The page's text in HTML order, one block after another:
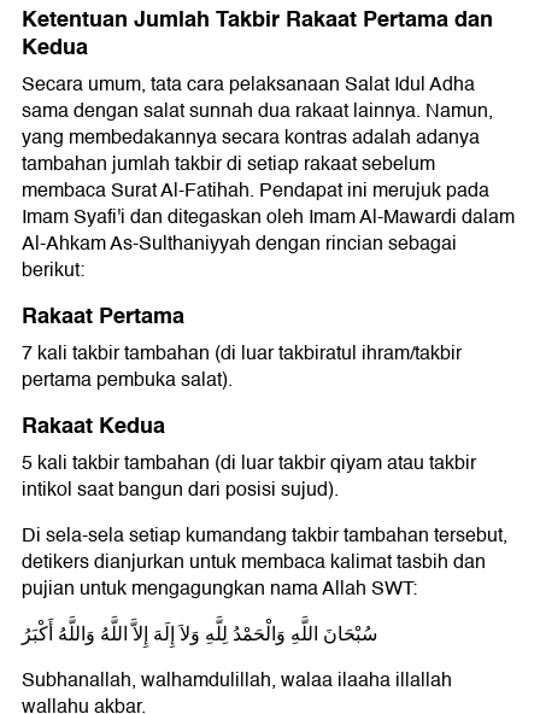
Ketentuan Jumlah Takbir Rakaat Pertama dan
Kedua
Secara umum, tata cara pelaksanaan Salat Idul Adha
sama dengan salat sunnah dua rakaat lainnya. Namun,
yang membedakannya secara kontras adalah adanya
tambahan jumlah takbir di setiap rakaat sebelum
membaca Surat Al-Fatihah. Pendapat ini merujuk pada
Imam Syafi'i dan ditegaskan oleh Imam Al-Mawardi dalam
Al-Ahkam As-Sulthaniyyah dengan rincian sebagai
berikut:
Rakaat Pertama
7 kali takbir tambahan (di luar takbiratul ihram/takbir
pertama pembuka salat).
Rakaat Kedua
5 kali takbir tambahan (di luar takbir qiyam atau takbir
intikol saat bangun dari posisi sujud).
Di sela-sela setiap kumandang takbir tambahan tersebut,
detikers dianjurkan untuk membaca kalimat tasbih dan
pujian untuk mengagungkan nama Allah SWT:
سُبْحَانَ اللَّهِ وَالْحَمْدُ لِلَّهِ وَلاَ إِلَهَ إِلاَّ اللَّهُ وَاللَّهُ أَكْبَرُ
Subhanallah, walhamdulillah, walaa ilaaha illallah
wallahu akbar.